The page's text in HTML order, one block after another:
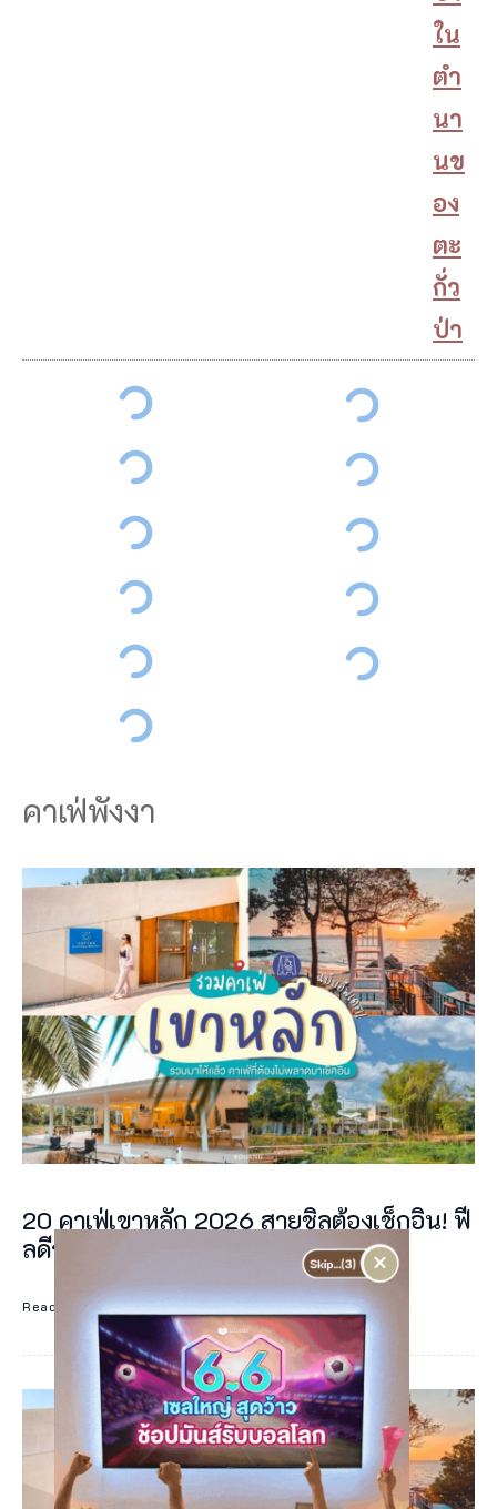
ใน
ตำ
นา
นข
อง
ตะ
กั่ว
ป่า
คาเฟ่พังงา
ดู
อ
น
จ
ะ
มี
ว
า
ม
า
20 คาเฟ่เขาหลัก 2026 สายชิลต้องเช็กอิน! ฟี
ลดีจนต้องบอกต่อ
Read More
×